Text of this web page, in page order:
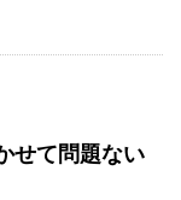
せて問題ない